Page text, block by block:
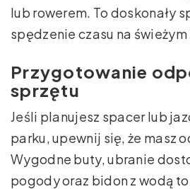
lub rowerem. To doskonały
spędzenie czasu na
Przygotowanie
sprzętu
Jeśli planujesz spacer lub
parku, upewnij się, że masz
Wygodne buty, ubranie
pogody oraz bidon z wodą